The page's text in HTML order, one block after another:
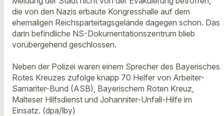
die von den Nazis erbaute Kongresshalle auf dem
ehemaligen Reichsparteitagsgelände dagegen schon. Das
darin befindliche NS-Dokumentationszentrum blieb
vorübergehend geschlossen.
Neben der Polizei waren einem Sprecher des Bayerisches
Rotes Kreuzes zufolge knapp 70 Helfer von Arbeiter-
Samariter-Bund (ASB), Bayerischem Roten Kreuz,
Malteser Hilfsdienst und Johanniter-Unfall-Hilfe im
Einsatz. (dpa/lby)